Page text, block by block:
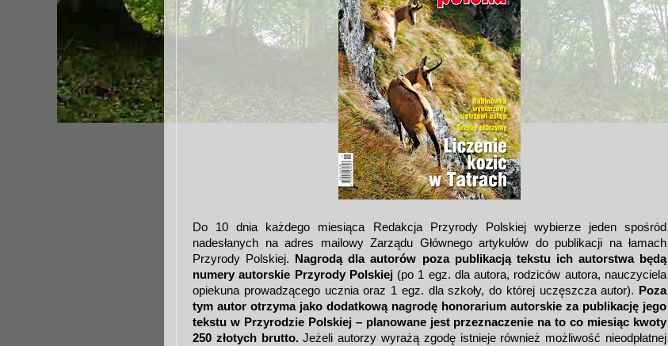
Do 10 dnia każdego miesiąca Redakcja Przyrody Polskiej wybierze jeden spośród
nadesłanych na adres mailowy Zarządu Głównego artykułów do publikacji na łamach
Przyrody Polskiej.
Nagrodą dla autorów poza publikacją tekstu ich autorstwa będą
numery autorskie Przyrody Polskiej(po 1 egz. dla autora, rodziców autora, nauczyciela
opiekuna prowadzącego ucznia oraz 1 egz. dla szkoły, do której uczęszcza autor).
Poza
tym autor otrzyma jako dodatkową nagrodę honorarium autorskie za publikację jego
tekstu w Przyrodzie Polskiej – planowane jest przeznaczenie na to co miesiąc kwoty
250 złotych brutto.Jeżeli autorzy wyrażą zgodę istnieje również możliwość nieodpłatnej